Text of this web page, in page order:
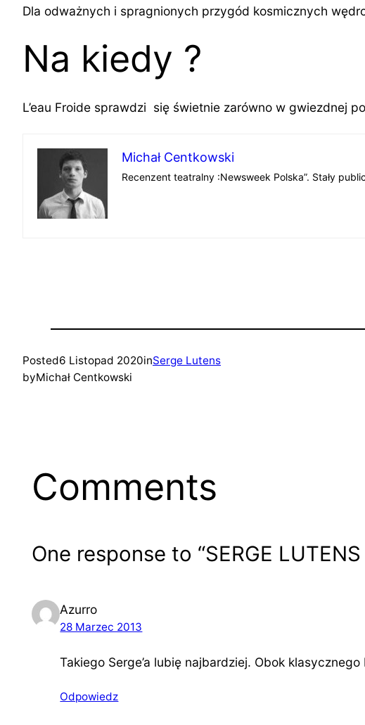
Dla odważnych i spragnionych przygód kosmicznych
Na kiedy ?
L’eau Froide sprawdzi się świetnie zarówno w gwiezdnej
Michał Centkowski
Recenzent teatralny :Newsweek Polska”. Stały
Posted6 Listopad 2020inSerge Lutens
byMichał Centkowski
Comments
One response to “SERGE LUTENS
Azurro
28 Marzec 2013
Takiego Serge’a lubię najbardziej. Obok
Odpowiedz